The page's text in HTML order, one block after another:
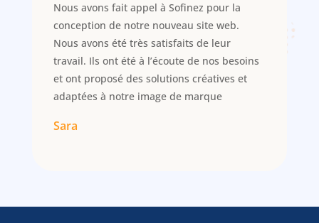
Nous avons fait appel à Sofinez pour la
conception de notre nouveau site web.
Nous avons été très satisfaits de leur
travail. Ils ont été à l’écoute de nos besoins
et ont proposé des solutions créatives et
adaptées à notre image de marque
Sara